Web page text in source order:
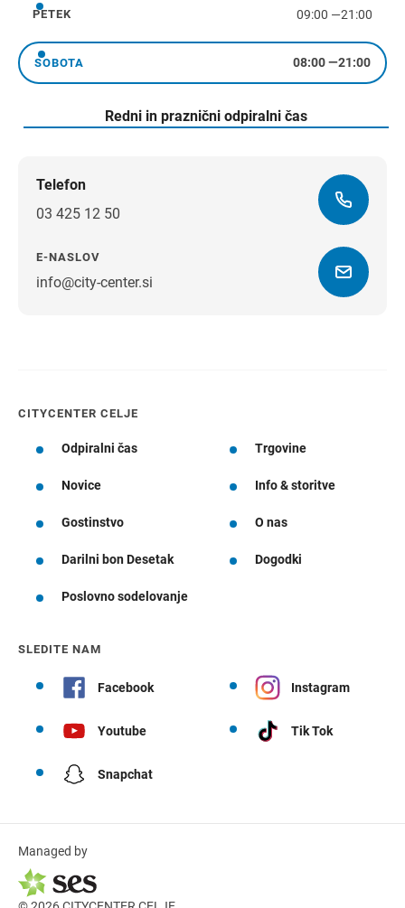
petek
PETEK 09:00 —21:00
sobota
SOBOTA 08:00—21:00
Redni in praznični odpiralni čas
Telefon
03 425 12 50
E-NASLOV
info@city-center.si
CITYCENTER CELJE
Odpiralni čas Trgovine
Novice Info & storitve
Gostinstvo O nas
Darilni bon Desetak Dogodki
Poslovno sodelovanje
SLEDITE NAM
Facebook Instagram
Youtube Tik Tok
Snapchat
Managed by